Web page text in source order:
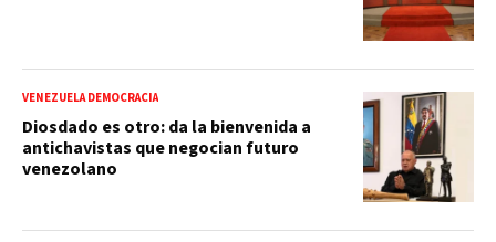
VENEZUELA DEMOCRACIA
Diosdado es otro: da la bienvenida a
antichavistas que negocian futuro
venezolano